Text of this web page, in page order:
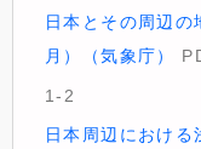
日本とその周辺
月）（気象庁）
1-2
日本周辺におけ